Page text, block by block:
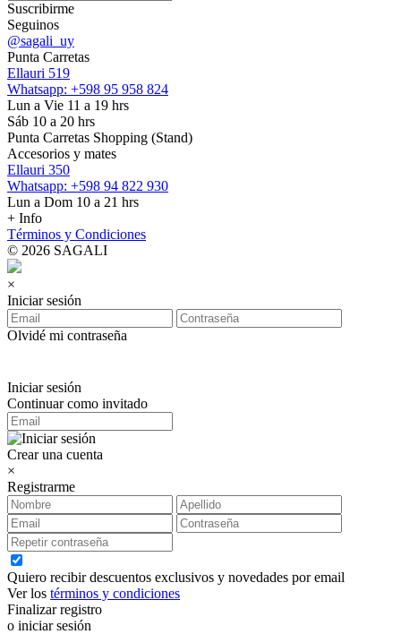
Suscribirme
Seguinos
@sagali_uy
Punta Carretas
Ellauri 519
Whatsapp: +598 95 958 824
Lun a Vie 11 a 19 hrs
Sáb 10 a 20 hrs
Punta Carretas Shopping (Stand)
Accesorios y mates
Ellauri 350
Whatsapp: +598 94 822 930
Lun a Dom 10 a 21 hrs
+ Info
Términos y Condiciones
© 2026 SAGALI
×
Iniciar sesión
Olvidé mi contraseña
Iniciar sesión
Continuar como invitado
Crear una cuenta
×
Registrarme
Quiero recibir descuentos exclusivos y novedades por email
Ver los términos y condiciones
Finalizar registro
o iniciar sesión